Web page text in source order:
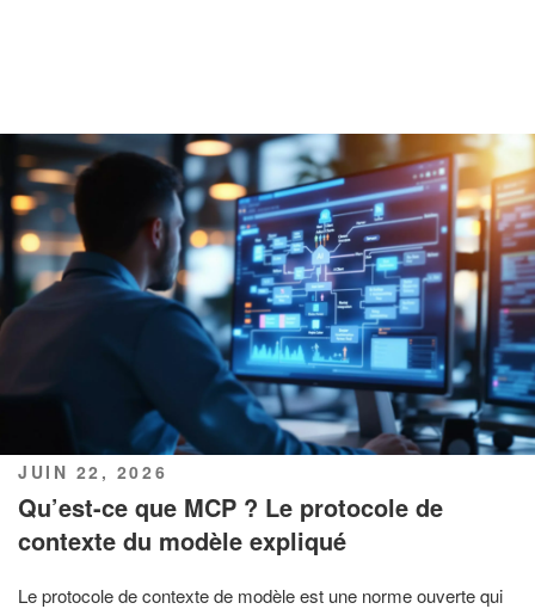
PUBLIÉ
LE
JUIN 22, 2026
Qu’est-ce que MCP ? Le protocole de
contexte du modèle expliqué
Le protocole de contexte de modèle est une norme ouverte qui